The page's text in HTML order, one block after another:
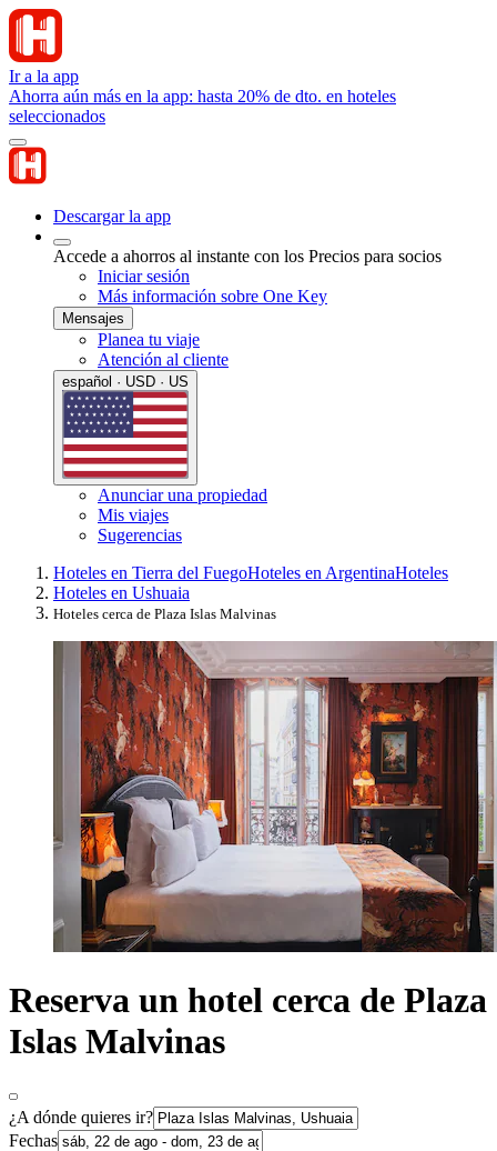
Ir a la app
Ahorra aún más en la app: hasta 20% de dto. en hoteles
seleccionados
Descargar la app
Accede a ahorros al instante con los Precios para socios
Iniciar sesión
Más información sobre One Key
Mensajes
Planea tu viaje
Atención al cliente
español · USD · US
Anunciar una propiedad
Mis viajes
Sugerencias
Hoteles en Tierra del FuegoHoteles en ArgentinaHoteles
Hoteles en Ushuaia
Hoteles cerca de Plaza Islas Malvinas
Reserva un hotel cerca de Plaza
Islas Malvinas
¿A dónde quieres ir?
Fechas